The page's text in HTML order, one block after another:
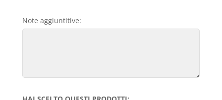
Note aggiuntitive: